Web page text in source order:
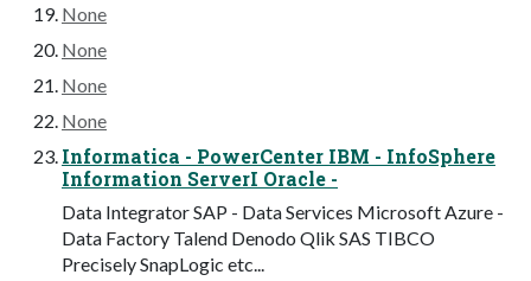
None
None
None
None
Informatica - PowerCenter IBM - InfoSphere
Information ServerI Oracle -
Data Integrator SAP - Data Services Microsoft Azure -
Data Factory Talend Denodo Qlik SAS TIBCO
Precisely SnapLogic etc...